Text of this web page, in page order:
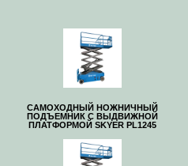
САМОХОДНЫЙ НОЖНИЧНЫЙ
ПОДЪЕМНИК С ВЫДВИЖНОЙ
ПЛАТФОРМОЙ SKYER PL1245